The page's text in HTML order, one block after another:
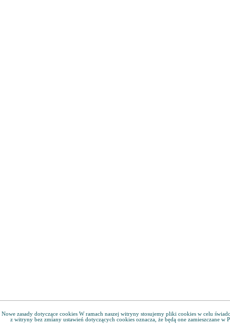
Nowe zasady dotyczące cookies W ramach naszej witryny stosujemy pliki cookies w celu
z witryny bez zmiany ustawień dotyczących cookies oznacza, że będą one zamieszczane